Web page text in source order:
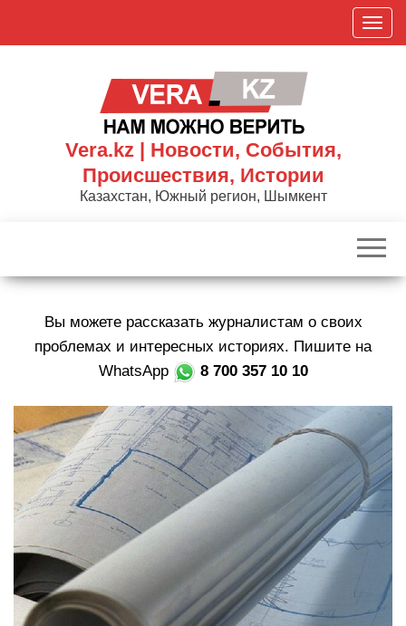
П
о
к
р
в
а
ц
ю
Vera.kz | Новости, События,
Происшествия, Истории
Казахстан, Южный регион, Шымкент
Вы можете рассказать журналистам о своих
проблемах и интересных историях. Пишите на
WhatsApp
8 700 357 10 10